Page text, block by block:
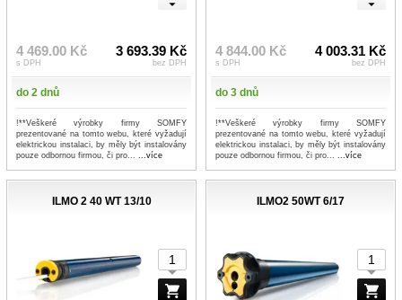
4 469.00 Kč
s DPH
3 693.39 Kč
bez DPH
do 2 dnů
!**Veškeré výrobky firmy SOMFY
prezentované na tomto webu, které vyžadují
elektrickou instalaci, by měly být instalovány
pouze odbornou firmou, či pro... ...více
4 844.00 Kč
s DPH
4 003.31 Kč
bez DPH
do 3 dnů
!**Veškeré výrobky firmy SOMFY
prezentované na tomto webu, které vyžadují
elektrickou instalaci, by měly být instalovány
pouze odbornou firmou, či pro... ...více
ILMO 2 40 WT 13/10 ILMO2 50WT 6/17